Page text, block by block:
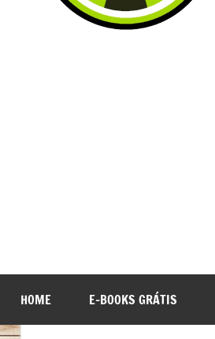
HOME E-BOOKS GRÁTIS